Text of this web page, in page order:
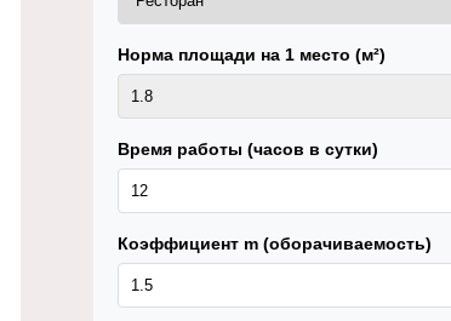
Норма площади на 1 место (м²)
Время работы (часов в сутки)
Коэффициент m (оборачиваемость)